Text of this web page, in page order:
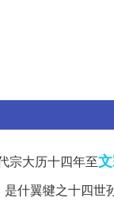
宗大历十四年至
什翼犍之十四世